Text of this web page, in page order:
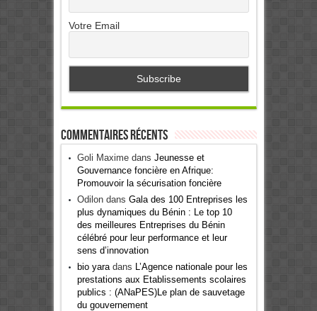
Votre Email
Commentaires récents
Goli Maximedans Jeunesse et
Gouvernance foncière en Afrique:
Promouvoir la sécurisation foncière
Odilondans Gala des 100 Entreprises les
plus dynamiques du Bénin : Le top 10
des meilleures Entreprises du Bénin
célébré pour leur performance et leur
sens d’innovation
bio yaradans
L’Agence nationale pour les
prestations aux Etablissements scolaires
publics : (ANaPES)Le plan de sauvetage
du gouvernement